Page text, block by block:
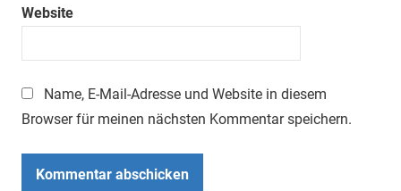
Website
Name, E-Mail-Adresse und Website in diesem
Browser für meinen nächsten Kommentar speichern.